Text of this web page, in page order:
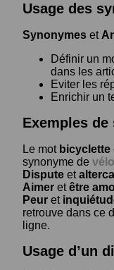
Usage des
Synonymes et
Définir un
dans les
Eviter les
Enrichir un
Exemples de
Le mot bicyclette
synonyme de vélo
Dispute et
Aimer etêtre
Peur et
retrouve dans ce
ligne.
Usage d’un